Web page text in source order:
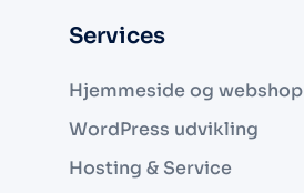
Services
Hjemmeside og webshop
WordPress udvikling
Hosting & Service